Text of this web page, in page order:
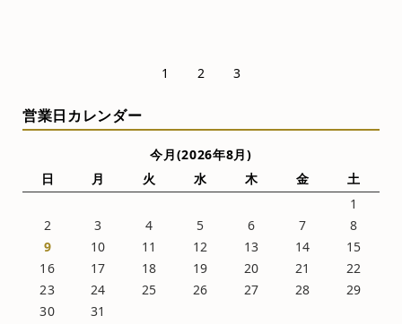
1 2 3
営業日カレンダー
今月(2026年8月)
日
月 火 水 木 金
土
1
2
3 4 5 6 7
8
9
10 11 12 13 14
15
16
17 18 19 20 21
22
23
24 25 26 27 28
29
30
31